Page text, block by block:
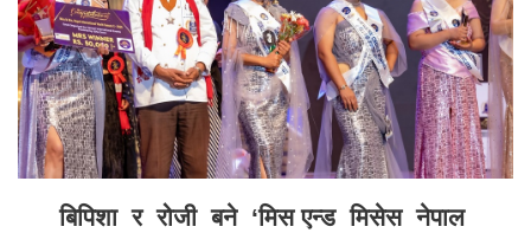
बिपिशा र रोजी बने ‘मिस एन्ड मिसेस नेपाल